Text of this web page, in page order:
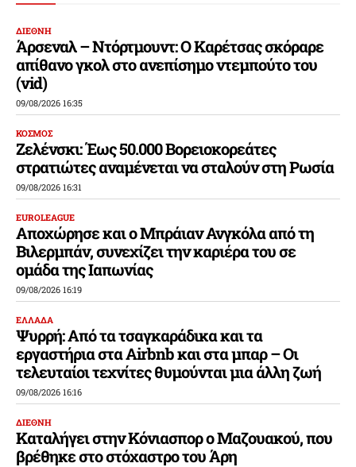
ΔΙΕΘΝΗ
Άρσεναλ – Ντόρτμουντ: Ο Καρέτσας σκόραρε
απίθανο γκολ στο ανεπίσημο ντεμπούτο του
(vid)
09/08/2026 16:35
ΚΟΣΜΟΣ
Ζελένσκι: Έως 50.000 Βορειοκορεάτες
στρατιώτες αναμένεται να σταλούν στη Ρωσία
09/08/2026 16:31
EUROLEAGUE
Αποχώρησε και ο Μπράιαν Ανγκόλα από τη
Βιλερμπάν, συνεχίζει την καριέρα του σε
ομάδα της Ιαπωνίας
09/08/2026 16:19
ΕΛΛΑΔΑ
Ψυρρή: Από τα τσαγκαράδικα και τα
εργαστήρια στα Airbnb και στα μπαρ – Οι
τελευταίοι τεχνίτες θυμούνται μια άλλη ζωή
09/08/2026 16:16
ΔΙΕΘΝΗ
Καταλήγει στην Κόνιασπορ ο Μαζουακού, που
βρέθηκε στο στόχαστρο του Άρη